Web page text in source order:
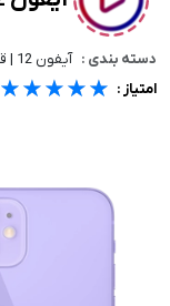
مک
آیفون
لوازم جانبی
دسته بندی : آیفون 12 | قیمت خرید آیفون ۱۲
امتیاز : ★★★★★
★★★★★
★★★★★